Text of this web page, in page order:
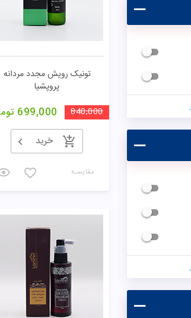
تونیک رویش مجدد مردانه
پروپشیا
840,000
699,000 تومان
خرید
مقایسـه